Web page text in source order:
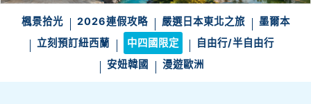
楓景拾光 2026連假攻略 嚴選日本東北之旅
墨爾本
立刻預訂紐西蘭
中四國限定
自由行/半自由行
安妞韓國
漫遊歐洲